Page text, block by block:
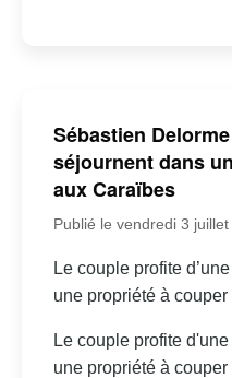
Sébastien
séjournent dans
aux Caraïbes
Publié le vendredi 3
Le couple profite
une propriété à
Le couple profite
une propriété à